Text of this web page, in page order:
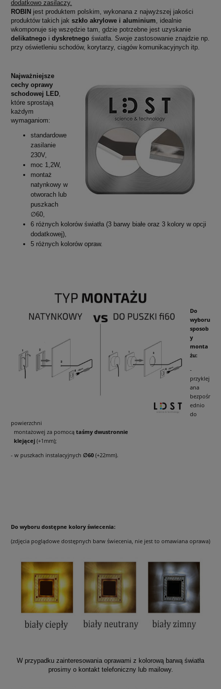
dodatkowo zasilaczy.
ROBIN jest produktem polskim, wykonana z najwyższej jakości
produktów takich jak szkło akrylowe i aluminium , idealnie
wkomponuje się wszędzie tam, gdzie potrzebne jest uzyskanie
delikatnego i dyskretnego światła. Swoje zastosowanie znajdzie np.
przy oświetleniu schodów, korytarzy, ciągów komunikacyjnych itp.
Najważniejsze
cechy oprawy
schodowej LED
które sprostają
każdym
wymaganiom:
standardowe
zasilanie
230V,
moc 1,2W,
montaż
natynkowy w
otworach lub
puszkach
∅60,
6 różnych kolorów światła (3 barwy białe oraz 3 kolory w opcji
dodatkowej),
5 różnych kolorów opraw.
Do
wyboru
sposob
y
monta
żu:
-
przyklej
ana
bezpośr
ednio
do
powierzchni
montażowej za pomocą taśmy dwustronnie
klejącej (+1mm);
- w puszkach instalacyjnych ∅60 (+22mm).
Do wyboru dostępne kolory świecenia:
(zdjęcia poglądowe dostępnych barw świecenia, nie jest to omawiana oprawa)
W przypadku zainteresowania oprawami z kolorową barwą światła
prosimy o kontakt telefoniczny lub mailowy.